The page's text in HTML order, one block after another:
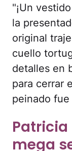
"¡Un
la
original
cuello
detalles en
para cerrar
peinado
mega